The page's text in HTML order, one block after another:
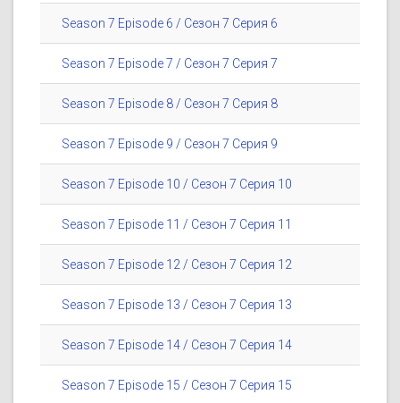
Season 7 Episode 6 / Сезон 7 Серия 6
Season 7 Episode 7 / Сезон 7 Серия 7
Season 7 Episode 8 / Сезон 7 Серия 8
Season 7 Episode 9 / Сезон 7 Серия 9
Season 7 Episode 10 / Сезон 7 Серия 10
Season 7 Episode 11 / Сезон 7 Серия 11
Season 7 Episode 12 / Сезон 7 Серия 12
Season 7 Episode 13 / Сезон 7 Серия 13
Season 7 Episode 14 / Сезон 7 Серия 14
Season 7 Episode 15 / Сезон 7 Серия 15